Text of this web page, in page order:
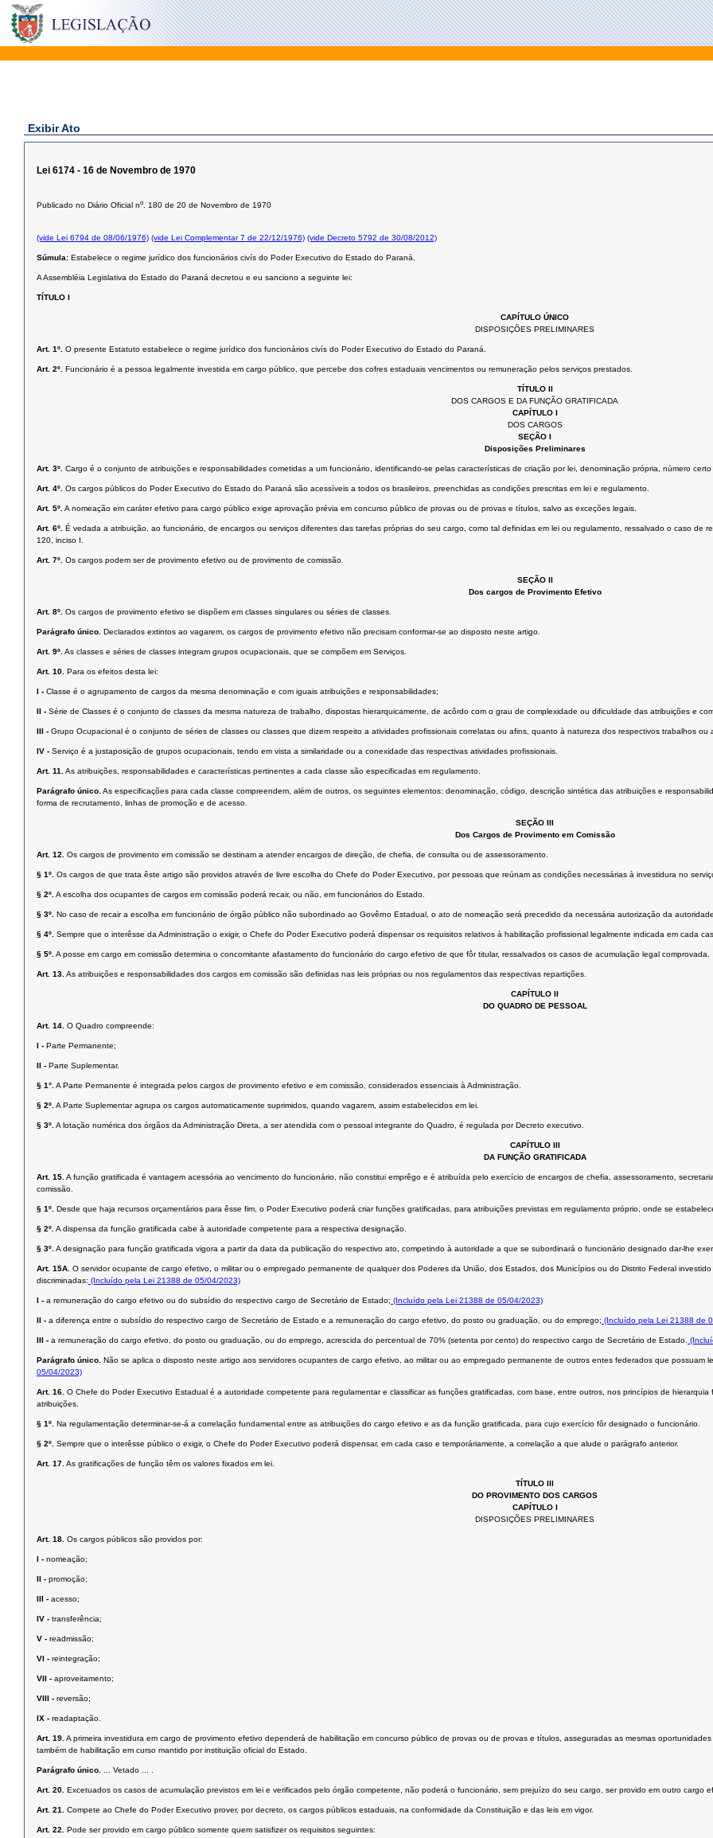
Exibir Ato
Lei 6174 - 16 de Novembro de 1970
Publicado no Diário Oficial no. 180 de 20 de Novembro de 1970
(vide Lei 6794 de 08/06/1976) (vide Lei Complementar 7 de 22/12/1976) (vide Decreto 5792 de 30/08/2012)
Súmula: Estabelece o regime jurídico dos funcionários civís do Poder Executivo do Estado do Paraná.
A Assembléia Legislativa do Estado do Paraná decretou e eu sanciono a seguinte lei:
TÍTULO I
CAPÍTULO ÚNICO
DISPOSIÇÕES PRELIMINARES
Art. 1º. O presente Estatuto estabelece o regime jurídico dos funcionários civís do Poder Executivo do Estado do Paraná.
Art. 2º. Funcionário é a pessoa legalmente investida em cargo público, que percebe dos cofres estaduais vencimentos ou remuneração pelos serviços prestados.
TÍTULO II
DOS CARGOS E DA FUNÇÃO GRATIFICADA
CAPÍTULO I
DOS CARGOS
SEÇÃO I
Disposições Preliminares
Art. 3º. Cargo é o conjunto de atribuições e responsabilidades cometidas a um funcionário, identificando-se pelas características de criação por lei, denominação própria, número
Art. 4º. Os cargos públicos do Poder Executivo do Estado do Paraná são acessíveis a todos os brasileiros, preenchidas as condições prescritas em lei e regulamento.
Art. 5º. A nomeação em caráter efetivo para cargo público exige aprovação prévia em concurso público de provas ou de provas e títulos, salvo as exceções legais.
Art. 6º. É vedada a atribuição, ao funcionário, de encargos ou serviços diferentes das tarefas próprias do seu cargo, como tal definidas em lei ou regulamento, ressalvado o caso de
120, inciso I.
Art. 7º. Os cargos podem ser de provimento efetivo ou de provimento de comissão.
SEÇÃO II
Dos cargos de Provimento Efetivo
Art. 8º. Os cargos de provimento efetivo se dispõem em classes singulares ou séries de classes.
Parágrafo único. Declarados extintos ao vagarem, os cargos de provimento efetivo não precisam conformar-se ao disposto neste artigo.
Art. 9º. As classes e séries de classes integram grupos ocupacionais, que se compõem em Serviços.
Art. 10. Para os efeitos desta lei:
I - Classe é o agrupamento de cargos da mesma denominação e com iguais atribuições e responsabilidades;
II - Série de Classes é o conjunto de classes da mesma natureza de trabalho, dispostas hierarquicamente, de acôrdo com o grau de complexidade ou dificuldade das atribuições e
III - Grupo Ocupacional é o conjunto de séries de classes ou classes que dizem respeito a atividades profissionais correlatas ou afins, quanto à natureza dos respectivos trabalhos
IV - Serviço é a justaposição de grupos ocupacionais, tendo em vista a similaridade ou a conexidade das respectivas atividades profissionais.
Art. 11. As atribuições, responsabilidades e características pertinentes a cada classe são especificadas em regulamento.
Parágrafo único. As especificações para cada classe compreendem, além de outros, os seguintes elementos: denominação, código, descrição sintética das atribuições e
forma de recrutamento, linhas de promoção e de acesso.
SEÇÃO III
Dos Cargos de Provimento em Comissão
Art. 12. Os cargos de provimento em comissão se destinam a atender encargos de direção, de chefia, de consulta ou de assessoramento.
§ 1º. Os cargos de que trata êste artigo são providos através de livre escolha do Chefe do Poder Executivo, por pessoas que reúnam as condições necessárias à investidura no
§ 2º. A escolha dos ocupantes de cargos em comissão poderá recair, ou não, em funcionários do Estado.
§ 3º. No caso de recair a escolha em funcionário de órgão público não subordinado ao Govêrno Estadual, o ato de nomeação será precedido da necessária autorização da
§ 4º. Sempre que o interêsse da Administração o exigir, o Chefe do Poder Executivo poderá dispensar os requisitos relativos à habilitação profissional legalmente indicada em cada
§ 5º. A posse em cargo em comissão determina o concomitante afastamento do funcionário do cargo efetivo de que fôr titular, ressalvados os casos de acumulação legal comprovada.
Art. 13. As atribuições e responsabilidades dos cargos em comissão são definidas nas leis próprias ou nos regulamentos das respectivas repartições.
CAPÍTULO II
DO QUADRO DE PESSOAL
Art. 14. O Quadro compreende:
I - Parte Permanente;
II - Parte Suplementar.
§ 1°. A Parte Permanente é integrada pelos cargos de provimento efetivo e em comissão, considerados essenciais à Administração.
§ 2º. A Parte Suplementar agrupa os cargos automaticamente suprimidos, quando vagarem, assim estabelecidos em lei.
§ 3º. A lotação numérica dos órgãos da Administração Direta, a ser atendida com o pessoal integrante do Quadro, é regulada por Decreto executivo.
CAPÍTULO III
DA FUNÇÃO GRATIFICADA
Art. 15. A função gratificada é vantagem acessória ao vencimento do funcionário, não constitui emprêgo e é atribuída pelo exercício de encargos de chefia, assessoramento,
comissão.
§ 1º. Desde que haja recursos orçamentários para êsse fim, o Poder Executivo poderá criar funções gratificadas, para atribuições previstas em regulamento próprio, onde se
§ 2º. A dispensa da função gratificada cabe à autoridade competente para a respectiva designação.
§ 3º. A designação para função gratificada vigora a partir da data da publicação do respectivo ato, competindo à autoridade a que se subordinará o funcionário designado dar-lhe
Art. 15A. O servidor ocupante de cargo efetivo, o militar ou o empregado permanente de qualquer dos Poderes da União, dos Estados, dos Municípios ou do Distrito Federal
discriminadas: (Incluído pela Lei 21388 de 05/04/2023)
I - a remuneração do cargo efetivo ou do subsídio do respectivo cargo de Secretário de Estado; (Incluído pela Lei 21388 de 05/04/2023)
II - a diferença entre o subsídio do respectivo cargo de Secretário de Estado e a remuneração do cargo efetivo, do posto ou graduação, ou do emprego; (Incluído pela Lei 21388 de
III - a remuneração do cargo efetivo, do posto ou graduação, ou do emprego, acrescida do percentual de 70% (setenta por cento) do respectivo cargo de Secretário de Estado.
Parágrafo único. Não se aplica o disposto neste artigo aos servidores ocupantes de cargo efetivo, ao militar ou ao empregado permanente de outros entes federados que possuam
05/04/2023)
Art. 16. O Chefe do Poder Executivo Estadual é a autoridade competente para regulamentar e classificar as funções gratificadas, com base, entre outros, nos princípios de
atribuições.
§ 1º. Na regulamentação determinar-se-á a correlação fundamental entre as atribuições do cargo efetivo e as da função gratificada, para cujo exercício fôr designado o funcionário.
§ 2º. Sempre que o interêsse público o exigir, o Chefe do Poder Executivo poderá dispensar, em cada caso e temporáriamente, a correlação a que alude o parágrafo anterior.
Art. 17. As gratificações de função têm os valores fixados em lei.
TÍTULO III
DO PROVIMENTO DOS CARGOS
CAPÍTULO I
DISPOSIÇÕES PRELIMINARES
Art. 18. Os cargos públicos são providos por:
I - nomeação;
II - promoção;
III - acesso;
IV - transferência;
V - readmissão;
VI - reintegração;
VII - aproveitamento;
VIII - reversão;
IX - readaptação.
Art. 19. A primeira investidura em cargo de provimento efetivo dependerá de habilitação em concurso público de provas ou de provas e títulos, asseguradas as mesmas
também de habilitação em curso mantido por instituição oficial do Estado.
Parágrafo único. ... Vetado ... .
Art. 20. Excetuados os casos de acumulação previstos em lei e verificados pelo órgão competente, não poderá o funcionário, sem prejuízo do seu cargo, ser provido em outro cargo
Art. 21. Compete ao Chefe do Poder Executivo prover, por decreto, os cargos públicos estaduais, na conformidade da Constituição e das leis em vigor.
Art. 22. Pode ser provido em cargo público somente quem satisfizer os requisitos seguintes: